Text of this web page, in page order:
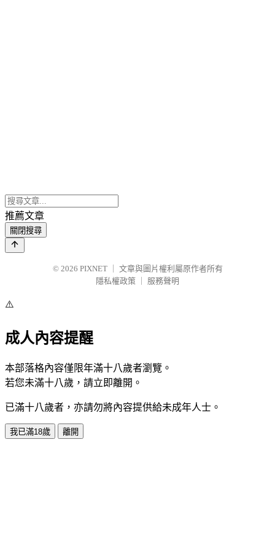
推薦文章
關閉搜尋
© 2026 PIXNET
文章與圖片權利屬原作者所有
隱私權政策
服務聲明
⚠️
成人內容提醒
本部落格內容僅限年滿十八歲者瀏覽。
若您未滿十八歲，請立即離開。
已滿十八歲者，亦請勿將內容提供給未成年人士。
我已滿18歲 離開